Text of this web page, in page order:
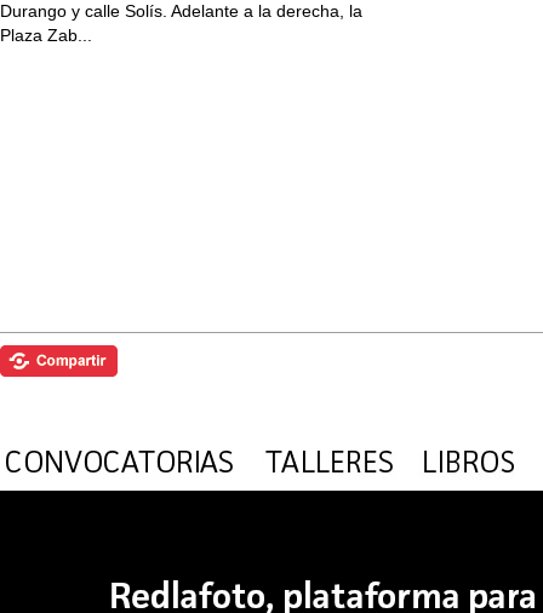
Durango y calle Solís. Adelante a la derecha, la
Plaza Zab...